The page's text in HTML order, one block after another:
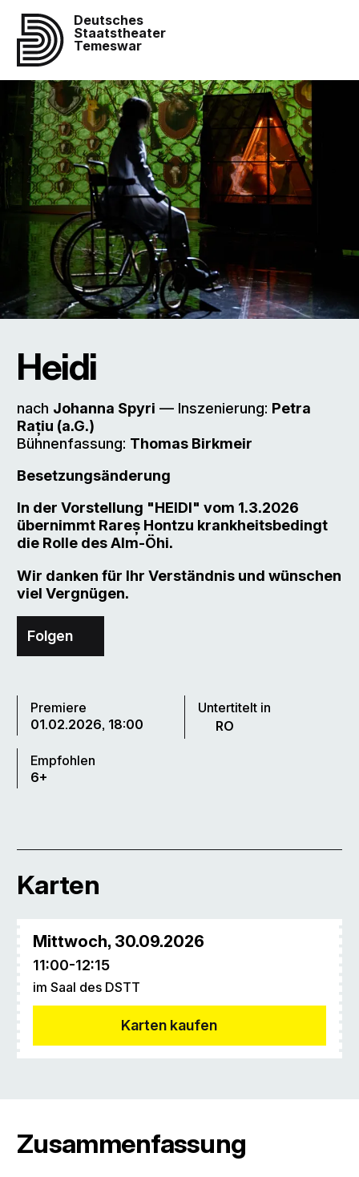
Deutsches
Staatstheater
Temeswar
Heidi
nach Johanna Spyri –– Inszenierung: Petra
Rațiu (a.G.)
Bühnenfassung: Thomas Birkmeir
Besetzungsänderung
In der Vorstellung "HEIDI" vom 1.3.2026
übernimmt Rareș Hontzu krankheitsbedingt
die Rolle des Alm-Öhi.
Wir danken für Ihr Verständnis und wünschen
viel Vergnügen.
Folgen
Premiere
01.02.2026, 18:00
Untertitelt in
RO
Empfohlen
6+
Karten
Mittwoch, 30.09.2026
11:00-12:15
im Saal des DSTT
Karten kaufen
Zusammenfassung